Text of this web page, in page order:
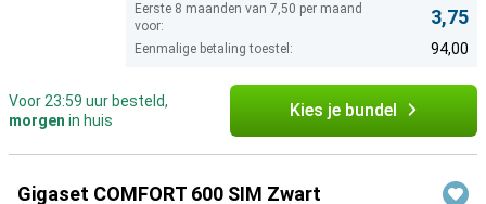
Eerste 8 maanden van 7,50 per maand
voor:
3,75
Eenmalige betaling toestel: 94,00
Voor 23:59 uur besteld,
morgen in huis Kies je bundel
Gigaset COMFORT 600 SIM Zwart